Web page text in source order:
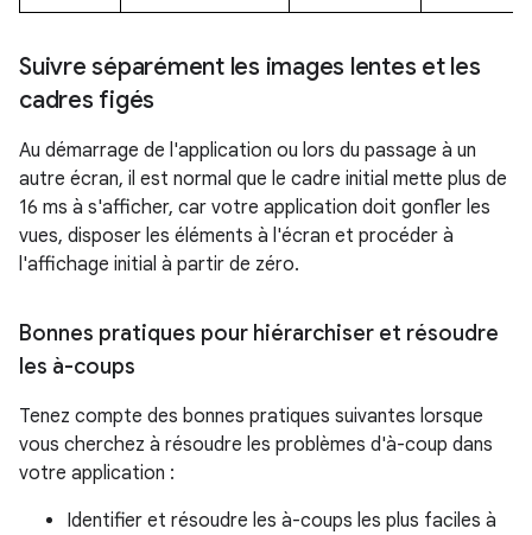
Suivre séparément les images lentes et les
cadres figés
Au démarrage de l'application ou lors du passage à un
autre écran, il est normal que le cadre initial mette plus de
16 ms à s'afficher, car votre application doit gonfler les
vues, disposer les éléments à l'écran et procéder à
l'affichage initial à partir de zéro.
Bonnes pratiques pour hiérarchiser et résoudre
les à-coups
Tenez compte des bonnes pratiques suivantes lorsque
vous cherchez à résoudre les problèmes d'à-coup dans
votre application :
Identifier et résoudre les à-coups les plus faciles à